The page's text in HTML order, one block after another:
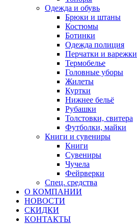
Одежда и обувь
Брюки и штаны
Костюмы
Ботинки
Одежда полиция
Перчатки и варежки
Термобелье
Головные уборы
Жилеты
Куртки
Нижнее бельё
Рубашки
Толстовки, свитера
Футболки, майки
Книги и сувениры
Книги
Сувениры
Чучела
Фейрверки
Спец. средства
О КОМПАНИИ
НОВОСТИ
СКИДКИ
КОНТАКТЫ